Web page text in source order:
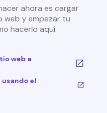
ahora es cargar
web y empezar tu
hacerlo aquí:
web a
el